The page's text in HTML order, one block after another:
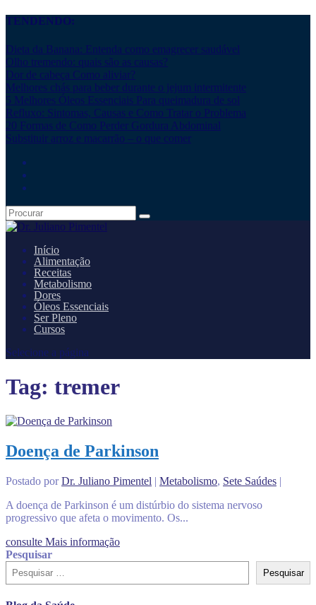
TENDENDO:
Dieta da Banana: Entenda como emagrecer saudável
Olho tremendo: quais são as causas?
Dor de cabeça Como aliviar?
Melhores chás para beber durante o jejum intermitente
5 Melhores Óleos Essenciais Para queimadura de sol
Refluxo: Sintomas, Causas e Como Tratar o Problema
20 Formas de Como Perder Gordura Abdominal
Substituir arroz e macarrão – o que comer
Início
Alimentação
Receitas
Metabolismo
Dores
Óleos Essenciais
Ser Pleno
Cursos
Selecione a página
Tag: tremer
Doença de Parkinson
Postado porDr. Juliano Pimentel | Metabolismo, Sete Saúdes |
A doença de Parkinson é um distúrbio do sistema nervoso
progressivo que afeta o movimento. Os...
consulte Mais informação
Pesquisar
Pesquisar